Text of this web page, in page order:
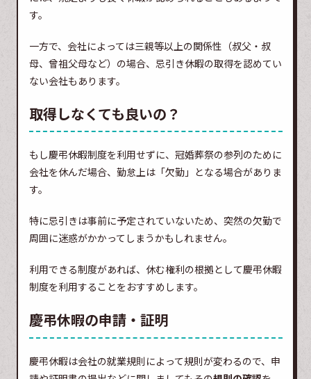
す。
一方で、会社によっては三親等以上の関係性（叔父・叔
母、曾祖父母など）の場合、忌引き休暇の取得を認めてい
ない会社もあります。
取得しなくても良いの？
もし慶弔休暇制度を利用せずに、冠婚葬祭の参列のために
会社を休んだ場合、勤怠上は「欠勤」となる場合がありま
す。
特に忌引きは事前に予定されていないため、突然の欠勤で
周囲に迷惑がかかってしまうかもしれません。
利用できる制度があれば、休む権利の根拠として慶弔休暇
制度を利用することをおすすめします。
慶弔休暇の申請・証明
慶弔休暇は会社の就業規則によって規則が変わるので、申